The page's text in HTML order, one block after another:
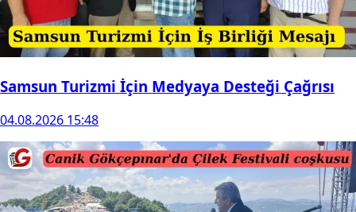
Samsun Turizmi İçin Medyaya Desteği Çağrısı
04.08.2026 15:48